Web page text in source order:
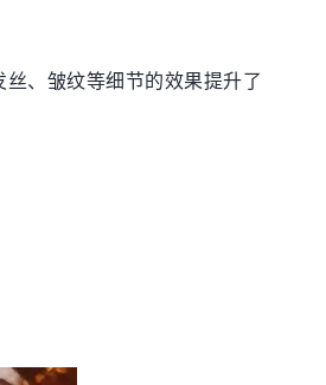
、皱纹等细节的效果提升了